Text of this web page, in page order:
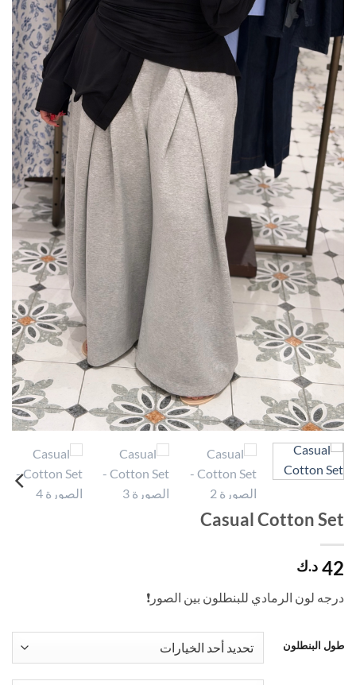
Casual Cotton Set
42 د.ك
درجه لون الرمادي للبنطلون بين الصور❗️
طول البنطلون